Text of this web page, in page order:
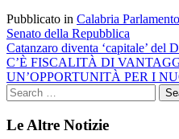
Pubblicato in Calabria Parlamento
Senato della Repubblica
Navigazione
articoli
Catanzaro diventa ‘capitale’ del
C’È FISCALITÀ DI
UN’OPPORTUNITÀ PER I
Le Altre Notizie